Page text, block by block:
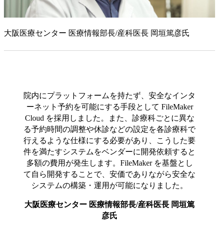
大阪医療センター 医療情報部長/産科医長 岡垣篤彦氏
院内にプラットフォームを持たず、安全なインタ
ーネット予約を可能にする手段として FileMaker
Cloud を採用しました。また、診療科ごとに異な
る予約時間の調整や休診などの設定を各診療科で
行えるような仕様にする必要があり、こうした要
件を満たすシステムをベンダーに開発依頼すると
多額の費用が発生します。FileMaker を基盤とし
て自ら開発することで、安価でありながら安全な
システムの構築・運用が可能になりました。
大阪医療センター 医療情報部長/産科医長 岡垣篤
彦氏